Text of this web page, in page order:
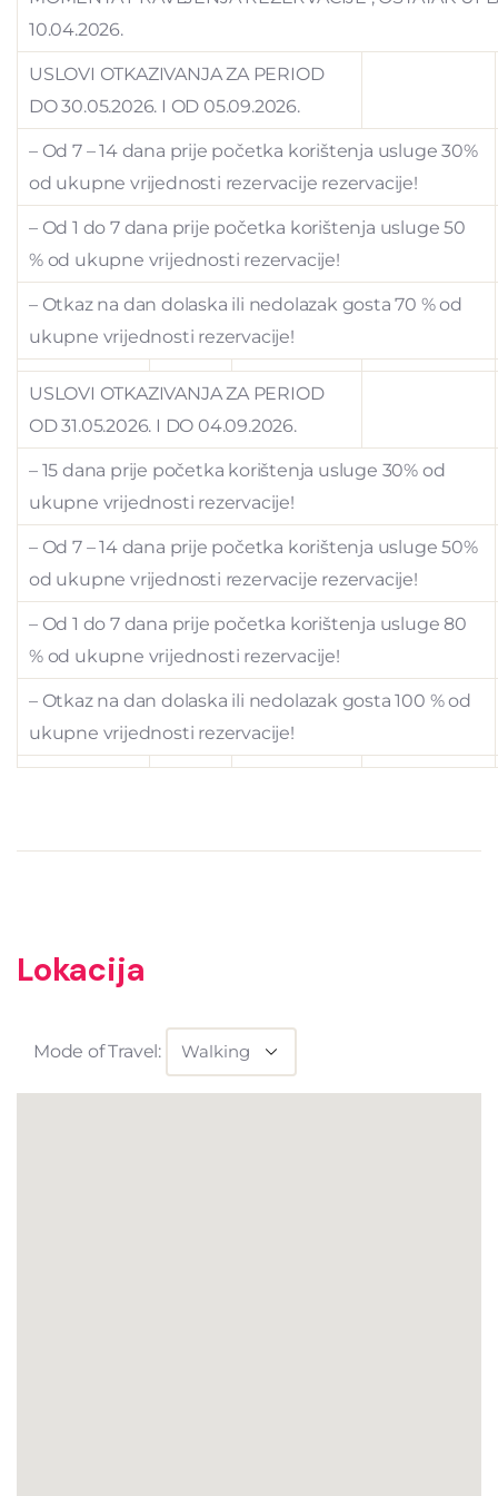
10.04.2026.
USLOVI OTKAZIVANJA ZA PERIOD
DO 30.05.2026. I OD 05.09.2026.
– Od 7 – 14 dana prije početka korištenja usluge 30%
od ukupne vrijednosti rezervacije rezervacije!
– Od 1 do 7 dana prije početka korištenja usluge 50
% od ukupne vrijednosti rezervacije!
– Otkaz na dan dolaska ili nedolazak gosta 70 % od
ukupne vrijednosti rezervacije!
USLOVI OTKAZIVANJA ZA PERIOD
OD 31.05.2026. I DO 04.09.2026.
– 15 dana prije početka korištenja usluge 30% od
ukupne vrijednosti rezervacije!
– Od 7 – 14 dana prije početka korištenja usluge 50%
od ukupne vrijednosti rezervacije rezervacije!
– Od 1 do 7 dana prije početka korištenja usluge 80
% od ukupne vrijednosti rezervacije!
– Otkaz na dan dolaska ili nedolazak gosta 100 % od
ukupne vrijednosti rezervacije!
Lokacija
Mode of Travel: